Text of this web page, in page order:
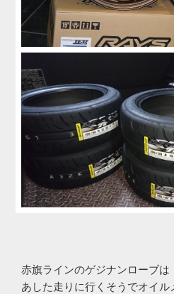
赤旗ラインのゲジナンローブは
あした走りに行くそうでオイル